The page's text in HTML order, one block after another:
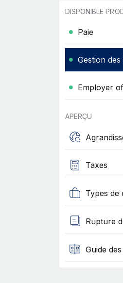
DISPONIBLE
Paie
Gestion
Employer
APERÇU
Taxes
Types de
Rupture
Guide